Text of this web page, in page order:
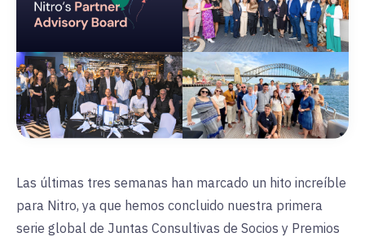
Las últimas tres semanas han marcado un hito increíble
para Nitro, ya que hemos concluido nuestra primera
serie global de Juntas Consultivas de Socios y Premios